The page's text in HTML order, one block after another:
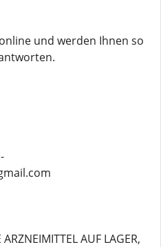
und werden Ihnen so
AUF LAGER,